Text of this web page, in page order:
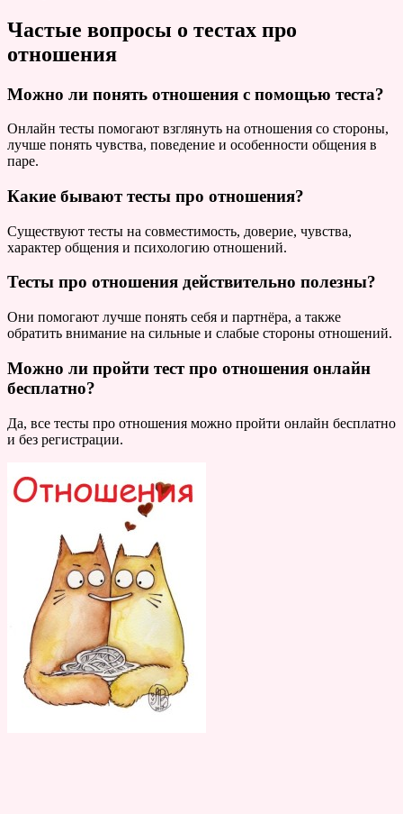
Частые вопросы о тестах про
отношения
Можно ли понять отношения с помощью теста?
Онлайн тесты помогают взглянуть на отношения со стороны,
лучше понять чувства, поведение и особенности общения в
паре.
Какие бывают тесты про отношения?
Существуют тесты на совместимость, доверие, чувства,
характер общения и психологию отношений.
Тесты про отношения действительно полезны?
Они помогают лучше понять себя и партнёра, а также
обратить внимание на сильные и слабые стороны отношений.
Можно ли пройти тест про отношения онлайн
бесплатно?
Да, все тесты про отношения можно пройти онлайн бесплатно
и без регистрации.